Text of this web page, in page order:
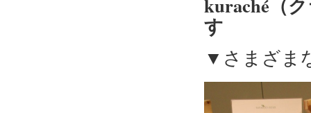
す
▼さまざま